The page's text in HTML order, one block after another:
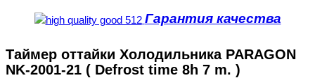
Гарантия качества
Таймер оттайки Холодильника PARAGON
NK-2001-21 ( Defrost time 8h 7 m. )